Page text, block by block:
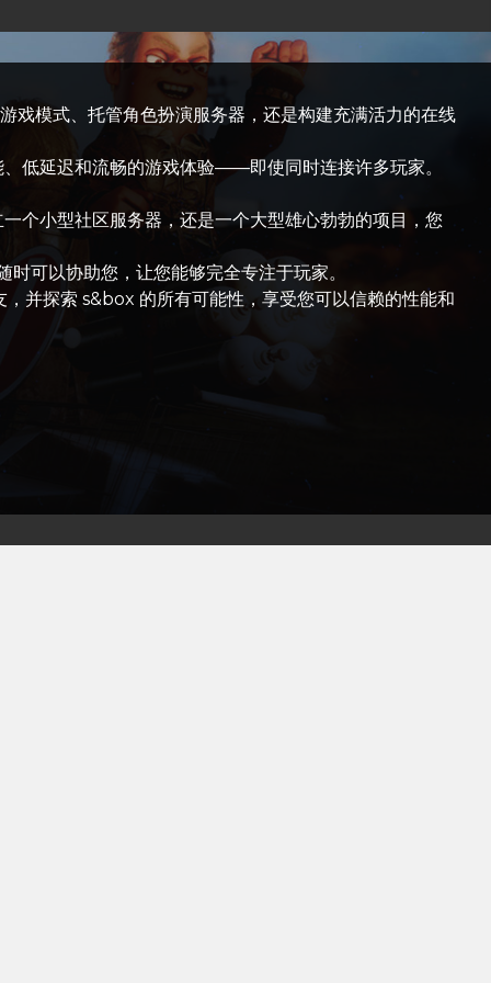
模式、托管角色扮演服务器，还是构建充满活力的在线
低延迟和流畅的游戏体验——即使同时连接许多玩家。
个小型社区服务器，还是一个大型雄心勃勃的项目，您
可以协助您，让您能够完全专注于玩家。
并探索 s&box 的所有可能性，享受您可以信赖的性能和